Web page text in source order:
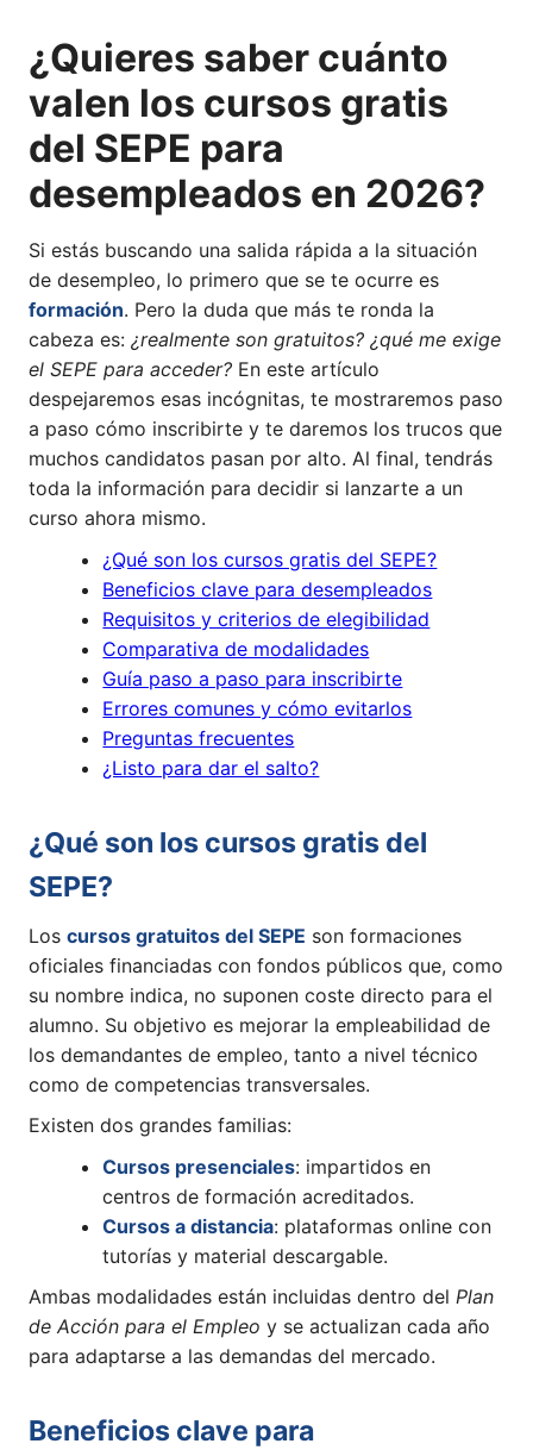
¿Quieres saber cuánto
valen los cursos gratis
del SEPE para
desempleados en 2026?
Si estás buscando una salida rápida a la situación
de desempleo, lo primero que se te ocurre es
formación. Pero la duda que más te ronda la
cabeza es: ¿realmente son gratuitos? ¿qué me exige
el SEPE para acceder? En este artículo
despejaremos esas incógnitas, te mostraremos paso
a paso cómo inscribirte y te daremos los trucos que
muchos candidatos pasan por alto. Al final, tendrás
toda la información para decidir si lanzarte a un
curso ahora mismo.
¿Qué son los cursos gratis del SEPE?
Beneficios clave para desempleados
Requisitos y criterios de elegibilidad
Comparativa de modalidades
Guía paso a paso para inscribirte
Errores comunes y cómo evitarlos
Preguntas frecuentes
¿Listo para dar el salto?
¿Qué son los cursos gratis del
SEPE?
Los cursos gratuitos del SEPE son formaciones
oficiales financiadas con fondos públicos que, como
su nombre indica, no suponen coste directo para el
alumno. Su objetivo es mejorar la empleabilidad de
los demandantes de empleo, tanto a nivel técnico
como de competencias transversales.
Existen dos grandes familias:
Cursos presenciales: impartidos en
centros de formación acreditados.
Cursos a distancia: plataformas online con
tutorías y material descargable.
Ambas modalidades están incluidas dentro del Plan
de Acción para el Empleo y se actualizan cada año
para adaptarse a las demandas del mercado.
Beneficios clave para